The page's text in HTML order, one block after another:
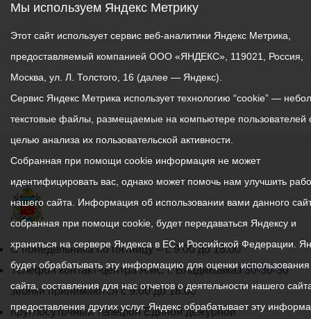
График
работы
администрации
местного
С понедельника по пятницу – с 9.00 до 18.00
Телефон контакт-центра АМС г. Владикавказ30-30-30
звонки принимаются с 9:00 до 18:00
Круглосуточный телефон Единой дежурной
Мы используем Яндекс Метрику
Этот сайт использует сервис веб-аналитики Яндекс Метрика,
предоставляемый компанией ООО «ЯНДЕКС», 119021, Россия,
Москва, ул. Л. Толстого, 16 (далее — Яндекс).
Сервис Яндекс Метрика использует технологию “cookie” —
текстовые файлы, размещаемые на компьютере пользователей
целью анализа их пользовательской активности.
Собранная при помощи cookie информация не может
идентифицировать вас, однако может помочь нам улучшить
нашего сайта. Информация об использовании вами данного
собранная при помощи cookie, будет передаваться Яндексу и
храниться на сервере Яндекса в ЕС и Российской Федерации.
будет обрабатывать эту информацию для оценки
сайта, составления для нас отчетов о деятельности нашего
предоставления других услуг. Яндекс обрабатывает эту